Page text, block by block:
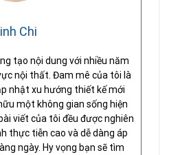
Chi
tạo nội dung với nhiều năm
nội thất. Đam mê của tôi là
nhật xu hướng thiết kế mới
một không gian sống hiện
viết của tôi đều được nghiên
thực tiễn cao và dễ dàng áp
ngày. Hy vọng bạn sẽ tìm